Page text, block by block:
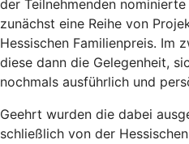
der Teilnehmenden
zunächst eine Reihe von
Hessischen Familienpreis. Im
diese dann die Gelegenheit,
nochmals ausführlich und
Geehrt wurden die dabei
schließlich von der